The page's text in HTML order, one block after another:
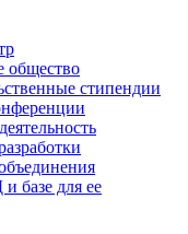
общество
стипендии
базе для ее